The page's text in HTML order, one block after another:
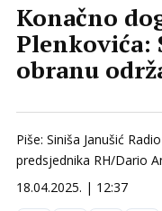
Konačno
Plenkovića:
obranu
Piše: Siniša Janušić
predsjednika RH/Dario
18.04.2025. | 12:37